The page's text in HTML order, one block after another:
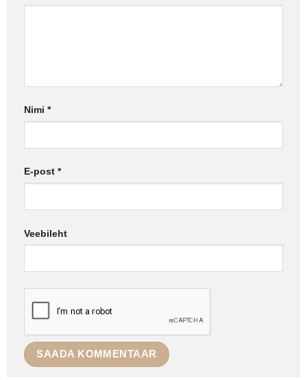
Nimi *
E-post *
Veebileht